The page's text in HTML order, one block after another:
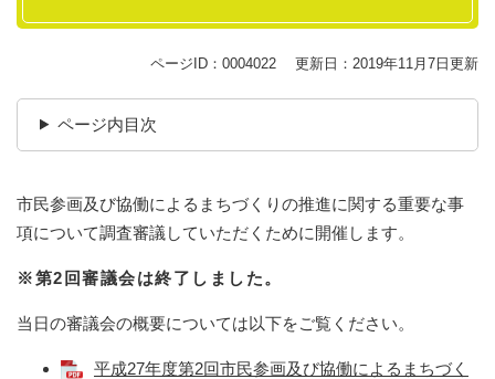
ページID：0004022 更新日：2019年11月7日更新
ページ内目次
市民参画及び協働によるまちづくりの推進に関する重要な事
項について調査審議していただくために開催します。
※第2回審議会は終了しました。
当日の審議会の概要については以下をご覧ください。
平成27年度第2回市民参画及び協働によるまちづく